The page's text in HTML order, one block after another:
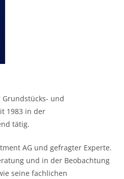
und
1983 in der
tätig.
AG und gefragter Experte.
und in der Beobachtung
seine fachlichen